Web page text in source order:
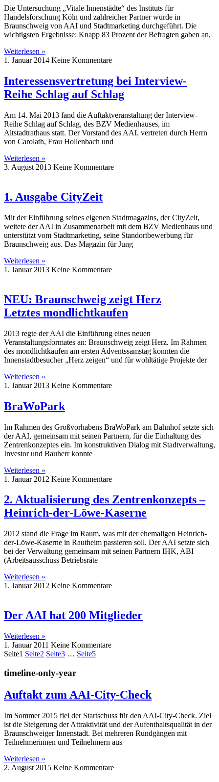
Die Untersuchung „Vitale Innenstädte“ des Instituts für
Handelsforschung Köln und zahlreicher Partner wurde in
Braunschweig von AAI und Stadtmarketing durchgeführt. Die
wichtigsten Ergebnisse: Knapp 83 Prozent der Befragten gaben an,
Weiterlesen »
1. Januar 2014 Keine Kommentare
Interessensvertretung bei Interview-
Reihe Schlag auf Schlag
Am 14. Mai 2013 fand die Auftaktveranstaltung der Interview-
Reihe Schlag auf Schlag, des BZV Medienhauses, im
Altstadtrathaus statt. Der Vorstand des AAI, vertreten durch Herrn
von Carolath, Frau Hollenbach und
Weiterlesen »
3. August 2013 Keine Kommentare
1. Ausgabe CityZeit
Mit der Einführung seines eigenen Stadtmagazins, der CityZeit,
weitete der AAI in Zusammenarbeit mit dem BZV Medienhaus und
unterstützt vom Stadtmarketing, seine Standortbewerbung für
Braunschweig aus. Das Magazin für Jung
Weiterlesen »
1. Januar 2013 Keine Kommentare
NEU: Braunschweig zeigt Herz
Letztes mondlichtkaufen
2013 regte der AAI die Einführung eines neuen
Veranstaltungsformates an: Braunschweig zeigt Herz. Im Rahmen
des mondlichtkaufen am ersten Adventssamstag konnten die
Innenstadtbesucher „Herz zeigen“ und für wohltätige Projekte der
Weiterlesen »
1. Januar 2013 Keine Kommentare
BraWoPark
Im Rahmen des Großvorhabens BraWoPark am Bahnhof setzte sich
der AAI, gemeinsam mit seinen Partnern, für die Einhaltung des
Zentrenkonzeptes ein. Im konstruktiven Dialog mit Stadtverwaltung,
Investor und Bauherr konnte
Weiterlesen »
1. Januar 2012 Keine Kommentare
2. Aktualisierung des Zentrenkonzepts –
Heinrich-der-Löwe-Kaserne
2012 stand die Frage im Raum, was mit der ehemaligen Heinrich-
der-Löwe-Kaserne in Rautheim passieren soll. Der AAI setzte sich
bei der Verwaltung gemeinsam mit seinen Partnern IHK, ABI
(Arbeitsausschuss Betriebsräte
Weiterlesen »
1. Januar 2012 Keine Kommentare
Der AAI hat 200 Mitglieder
Weiterlesen »
1. Januar 2011 Keine Kommentare
Seite1 Seite2 Seite3 … Seite5
timeline-only-year
Auftakt zum AAI-City-Check
Im Sommer 2015 fiel der Startschuss für den AAI-City-Check. Ziel
ist die Steigerung der Attraktivität und der Aufenthaltsqualität in der
Braunschweiger Innenstadt. Bei mehreren Rundgängen mit
Teilnehmerinnen und Teilnehmern aus
Weiterlesen »
2. August 2015 Keine Kommentare